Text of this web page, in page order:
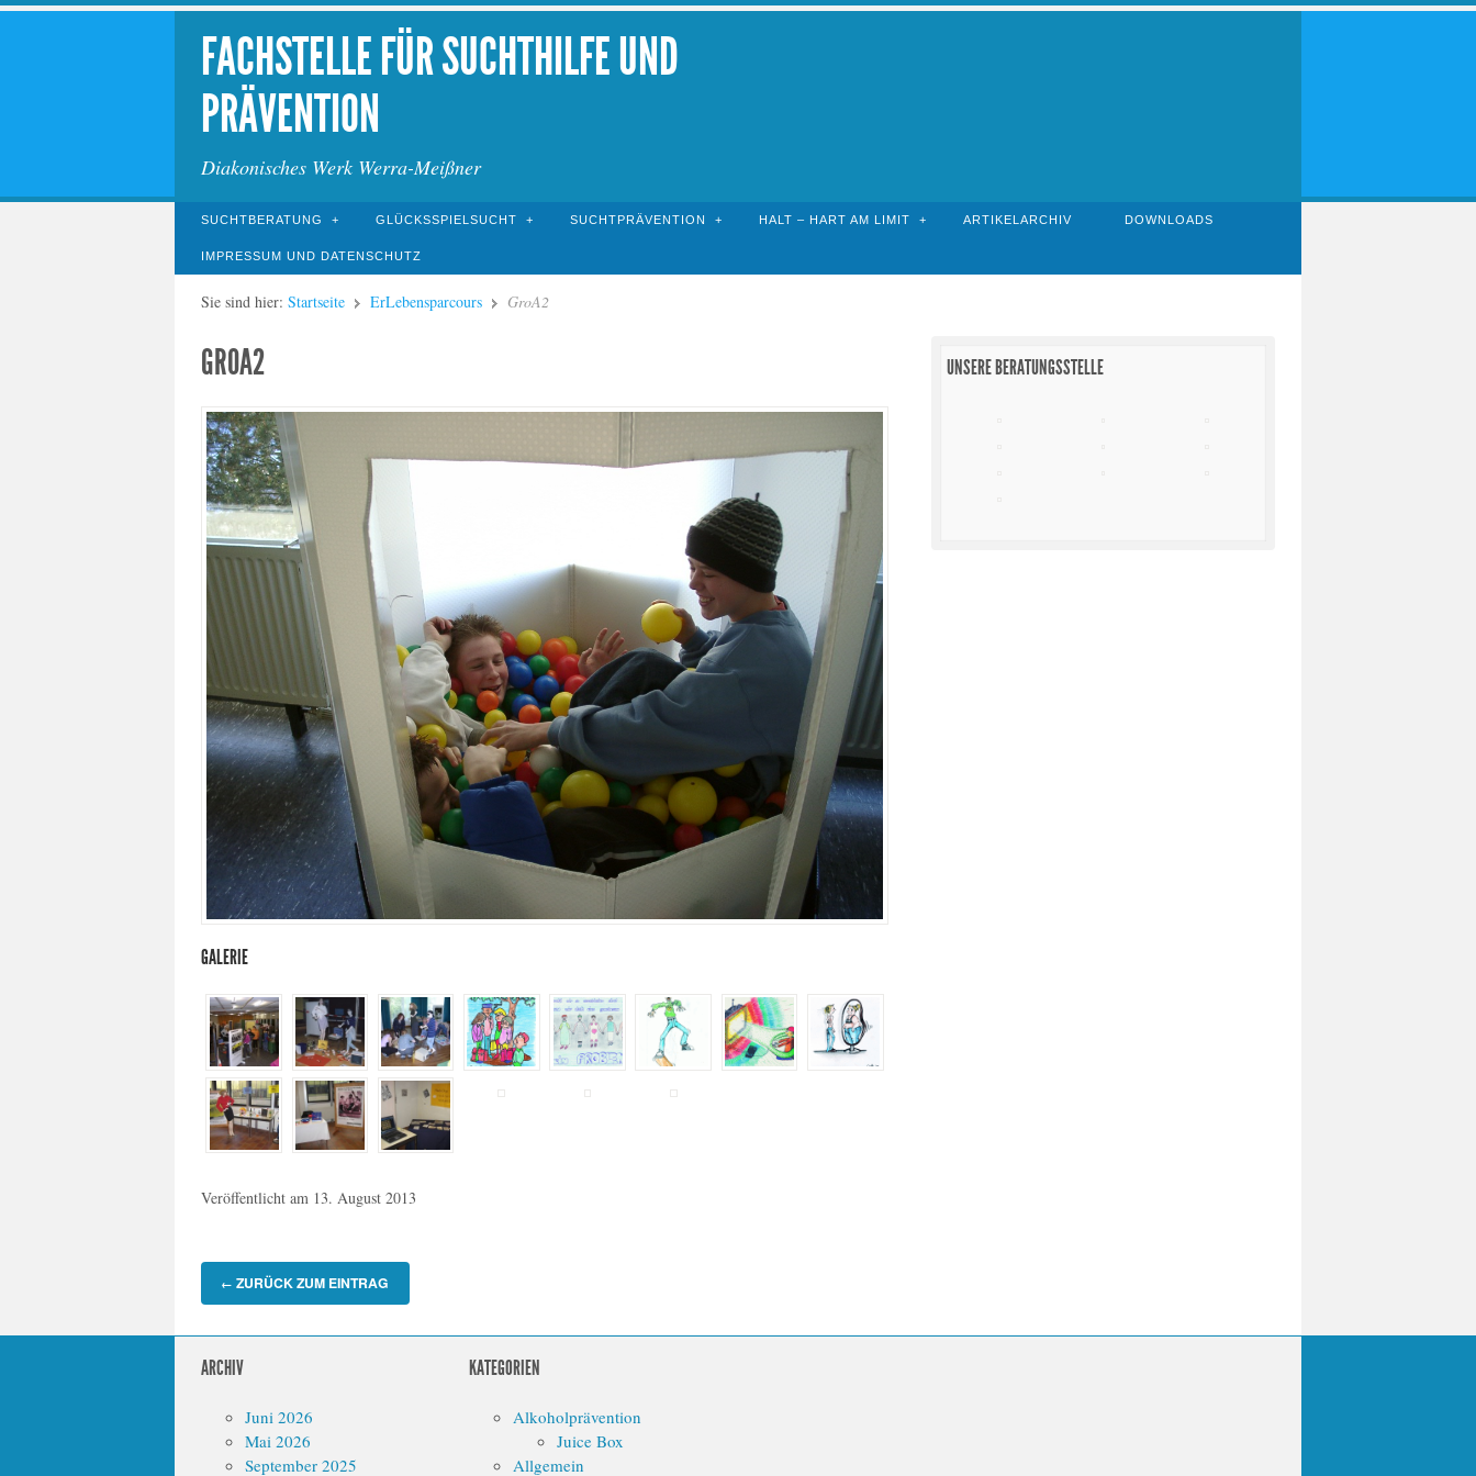
FACHSTELLE FÜR SUCHTHILFE UND
PRÄVENTION
Diakonisches Werk Werra-Meißner
SUCHTBERATUNG GLÜCKSSPIELSUCHT SUCHTPRÄVENTION HALT – HART AM LIMIT ARTIKELARCHIV DOWNLOADS
IMPRESSUM UND DATENSCHUTZ
Sie sind hier: Startseite ErLebensparcours GroA2
GROA2
GALERIE
Veröffentlicht am 13. August 2013
← ZURÜCK ZUM EINTRAG
UNSERE BERATUNGSSTELLE
ARCHIV
Juni 2026
Mai 2026
September 2025
KATEGORIEN
Alkoholprävention
Juice Box
Allgemein